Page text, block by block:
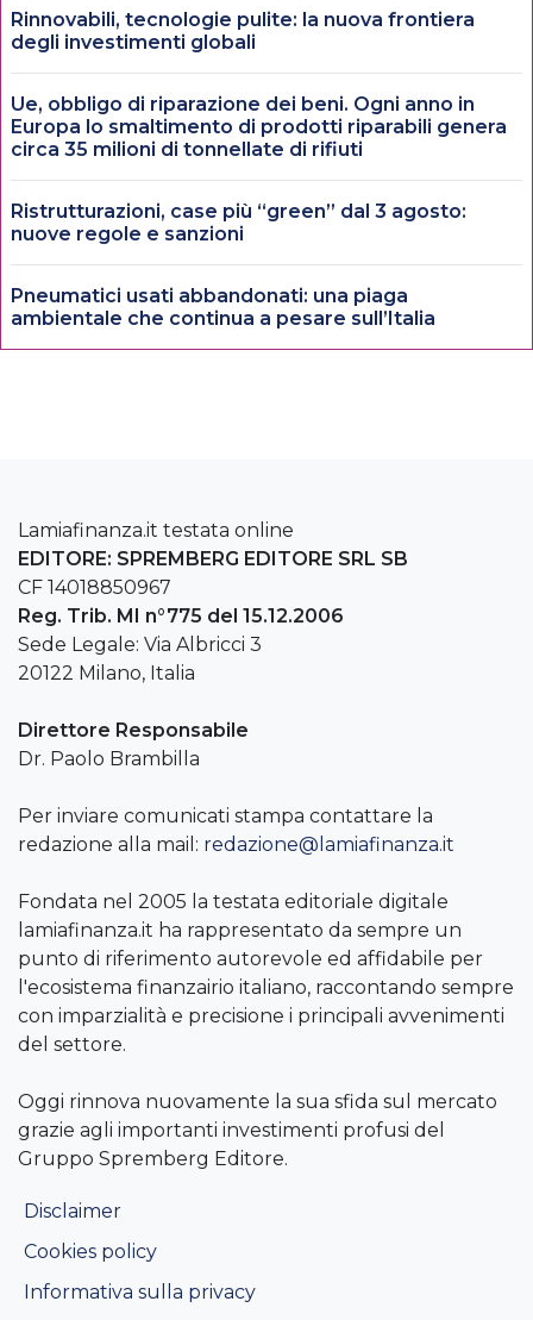
Rinnovabili, tecnologie pulite: la nuova frontiera
degli investimenti globali
Ue, obbligo di riparazione dei beni. Ogni anno in
Europa lo smaltimento di prodotti riparabili genera
circa 35 milioni di tonnellate di rifiuti
Ristrutturazioni, case più “green” dal 3 agosto:
nuove regole e sanzioni
Pneumatici usati abbandonati: una piaga
ambientale che continua a pesare sull’Italia
Lamiafinanza.it testata online
EDITORE: SPREMBERG EDITORE SRL SB
CF 14018850967
Reg. Trib. MI n°775 del 15.12.2006
Sede Legale: Via Albricci 3
20122 Milano, Italia
Direttore Responsabile
Dr. Paolo Brambilla
Per inviare comunicati stampa contattare la
redazione alla mail: redazione@lamiafinanza.it
Fondata nel 2005 la testata editoriale digitale
lamiafinanza.it ha rappresentato da sempre un
punto di riferimento autorevole ed affidabile per
l'ecosistema finanzairio italiano, raccontando sempre
con imparzialità e precisione i principali avvenimenti
del settore.
Oggi rinnova nuovamente la sua sfida sul mercato
grazie agli importanti investimenti profusi del
Gruppo Spremberg Editore.
Disclaimer
Cookies policy
Informativa sulla privacy